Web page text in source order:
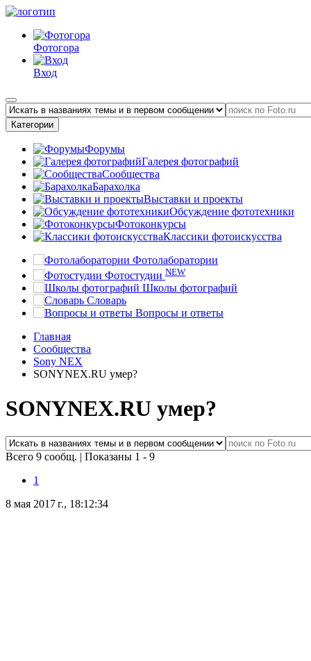
Фотогора
Вход
Категории
Форумы
Галерея фотографий
Сообщества
Барахолка
Выставки и проекты
Обсуждение фототехники
Фотоконкурсы
Классики фотоискусства
Фотолаборатории
Фотостудии NEW
Школы фотографий
Словарь
Вопросы и ответы
Главная
Сообщества
Sony NEX
SONYNEX.RU умер?
SONYNEX.RU умер?
Всего 9 сообщ. | Показаны 1 - 9
1
8 мая 2017 г., 18:12:34